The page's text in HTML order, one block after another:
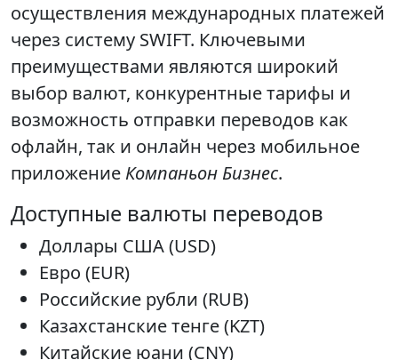
осуществления международных платежей
через систему SWIFT. Ключевыми
преимуществами являются широкий
выбор валют, конкурентные тарифы и
возможность отправки переводов как
офлайн, так и онлайн через мобильное
приложение Компаньон Бизнес.
Доступные валюты переводов
Доллары США (USD)
Евро (EUR)
Российские рубли (RUB)
Казахстанские тенге (KZT)
Китайские юани (CNY)